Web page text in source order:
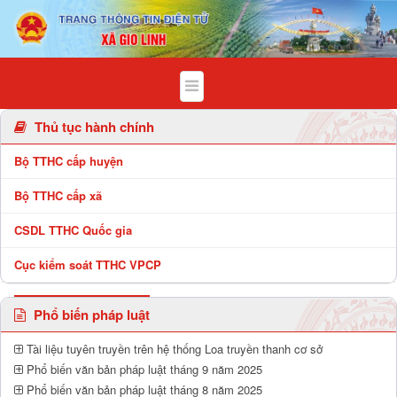
Chi tiết bài viết - Xã Gio Linh
Thủ tục hành chính
Bộ TTHC cấp huyện
Bộ TTHC cấp xã
CSDL TTHC Quốc gia
Cục kiểm soát TTHC VPCP
Phổ biến pháp luật
Tài liệu tuyên truyền trên hệ thống Loa truyền thanh cơ sở
Phổ biến văn bản pháp luật tháng 9 năm 2025
Phổ biến văn bản pháp luật tháng 8 năm 2025